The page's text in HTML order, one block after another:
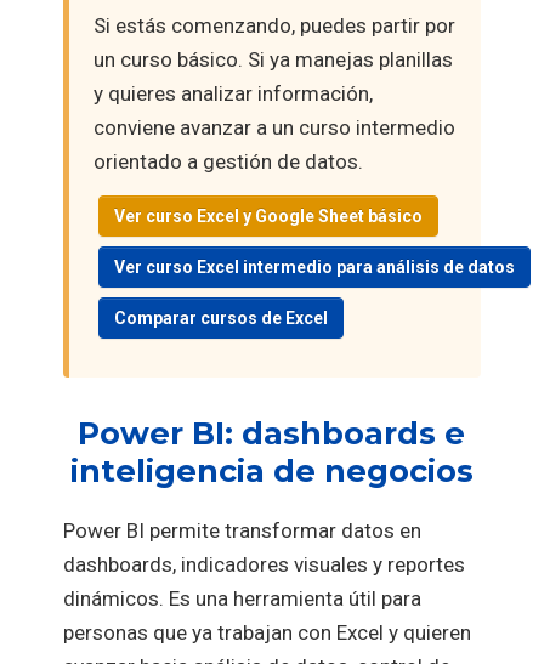
Si estás comenzando, puedes partir por
un curso básico. Si ya manejas planillas
y quieres analizar información,
conviene avanzar a un curso intermedio
orientado a gestión de datos.
Ver curso Excel y Google Sheet básico
Ver curso Excel intermedio para análisis de datos
Comparar cursos de Excel
Power BI: dashboards e
inteligencia de negocios
Power BI permite transformar datos en
dashboards, indicadores visuales y reportes
dinámicos. Es una herramienta útil para
personas que ya trabajan con Excel y quieren